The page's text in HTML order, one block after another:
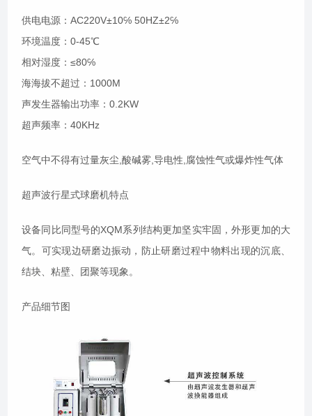
供电电源：AC220V±10℅ 50HZ±2℅
环境温度：0-45℃
相对湿度：≤80℅
海海拔不超过：1000M
声发生器输出功率：0.2KW
超声频率：40KHz
空气中不得有过量灰尘,酸碱雾,导电性,腐蚀性气或爆炸性气体
超声波行星式球磨机特点
设备同比同型号的XQM系列结构更加坚实牢固，外形更加的大
气。可实现边研磨边振动，防止研磨过程中物料出现的沉底、
结块、粘壁、团聚等现象。
产品细节图